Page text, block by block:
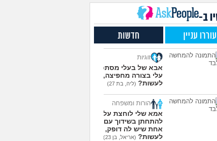
שלי תקוע אצלי בגלל
מה לעשות איתו?
(אנונימי, בן 15)
4
או לא לסבית ומה
עם זה?
בת 18)
את מתמודדים עם זה
עצות
עוד שאלות חדשות במדור
ב-
עוררו עניין חדשות
זוגיות
אבא של בעלי מסתכל
עלי בצורה מחפיצה, מה
לעשות? (ליה, בת 27)
הורות ומשפחה
אמא שלי לוחצת עליי
להתחתן בשידוך עם כל
אחת שיש לה דופק, מה
לעשות? (אריאל, בן 23)